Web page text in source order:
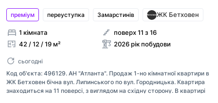
преміум переуступка Замарстинiв ЖК Бетховен
1 кімната
42 / 12 / 19 м²
поверх 11 з 16
2026 рік побудови
сьогодні
Код об'єкта: 496129. АН "Атланта". Продаж 1-но кімнатної квартири в
ЖК Бетховен бічна вул. Липинського по вул. Городницька. Квартира
знаходиться на 11 поверсі, з виглядом на східну сторону. В квартирі